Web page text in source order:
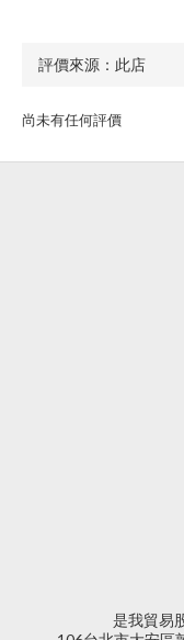
尚未有任何評價
是我貿易